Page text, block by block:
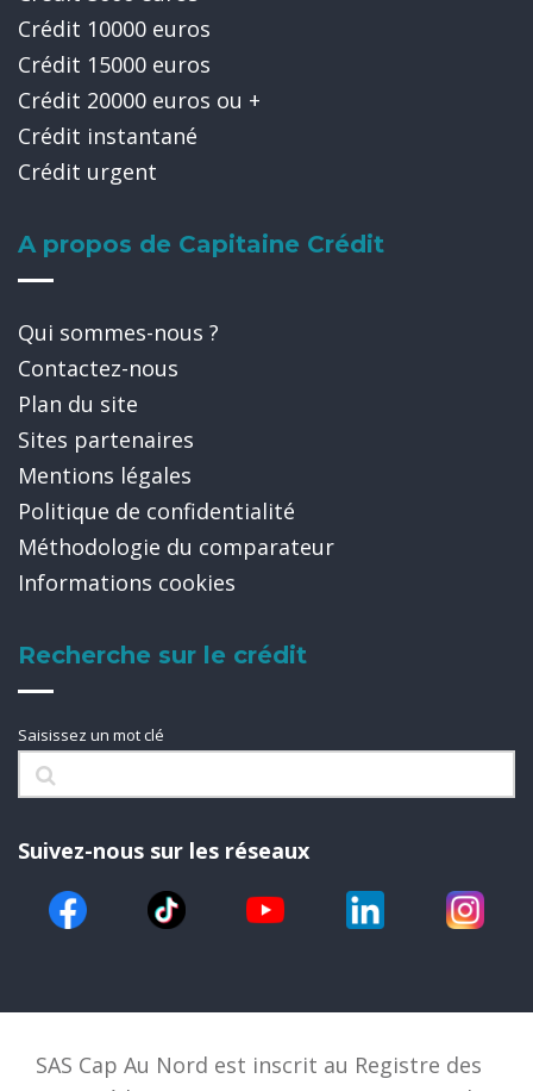
Crédit 10000 euros
Crédit 15000 euros
Crédit 20000 euros ou +
Crédit instantané
Crédit urgent
A propos de Capitaine Crédit
Qui sommes-nous ?
Contactez-nous
Plan du site
Sites partenaires
Mentions légales
Politique de confidentialité
Méthodologie du comparateur
Informations cookies
Recherche sur le crédit
Saisissez un mot clé
Suivez-nous sur les réseaux
SAS Cap Au Nord est inscrit au Registre des